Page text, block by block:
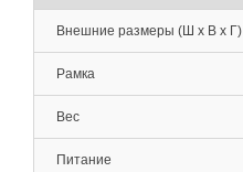
Внешние размеры (Ш х В х Г)
Рамка
Вес
Питание